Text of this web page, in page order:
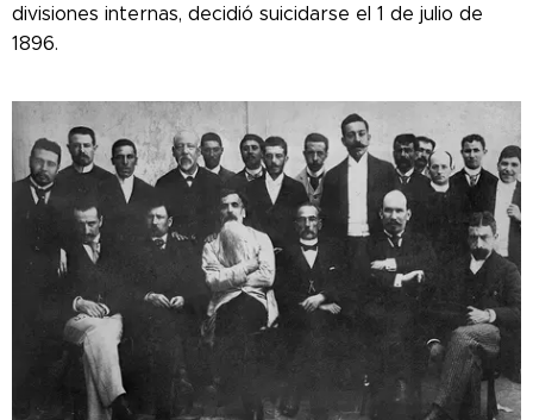
divisiones internas, decidió suicidarse el 1 de julio de
1896.